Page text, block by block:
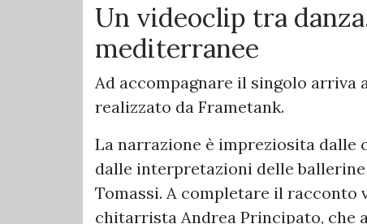
Un videoclip tra
mediterranee
Ad accompagnare il singolo
realizzato da Frametank.
La narrazione è impreziosita dalle
dalle interpretazioni delle
Tomassi. A completare il racconto
chitarrista Andrea Principato, che